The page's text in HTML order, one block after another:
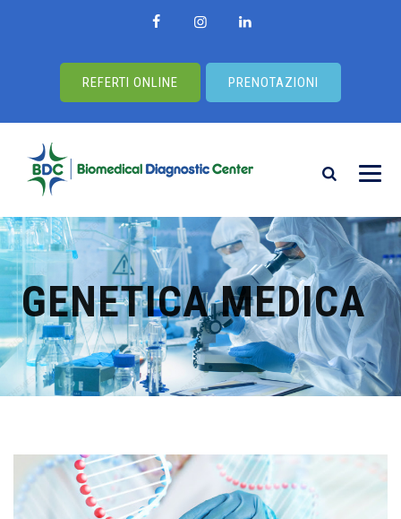
REFERTI ONLINE PRENOTAZIONI
GENETICA MEDICA